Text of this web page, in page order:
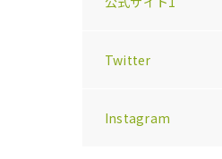
Twitter
Instagram